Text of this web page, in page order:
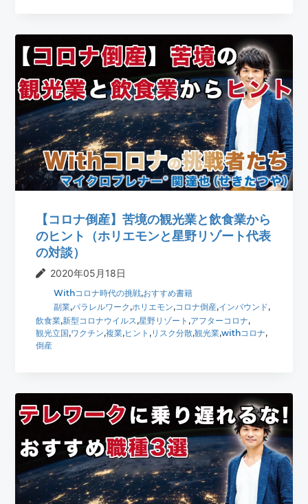
【コロナ倒産】苦境の観光業と飲食業から
のヒント（ホリエモンと星野リゾート代表
の対談）
2020年05月18日
Withコロナ時代の挑戦,おすすめ書籍
副業,パラレルワーク ,ホリエモン,コロナ倒産,インバウンド,
飲食業,新型コロナウイルス ,星野リゾート ,アフターコロナ,
観光立国,ワクチン,複業,ヒント ,リスク分散,観光業,withコロナ,
倒産